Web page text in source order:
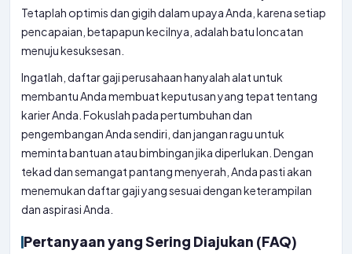
Tetaplah optimis dan gigih dalam upaya Anda, karena setiap
pencapaian, betapapun kecilnya, adalah batu loncatan
menuju kesuksesan.
Ingatlah, daftar gaji perusahaan hanyalah alat untuk
membantu Anda membuat keputusan yang tepat tentang
karier Anda. Fokuslah pada pertumbuhan dan
pengembangan Anda sendiri, dan jangan ragu untuk
meminta bantuan atau bimbingan jika diperlukan. Dengan
tekad dan semangat pantang menyerah, Anda pasti akan
menemukan daftar gaji yang sesuai dengan keterampilan
dan aspirasi Anda.
Pertanyaan yang Sering Diajukan (FAQ)